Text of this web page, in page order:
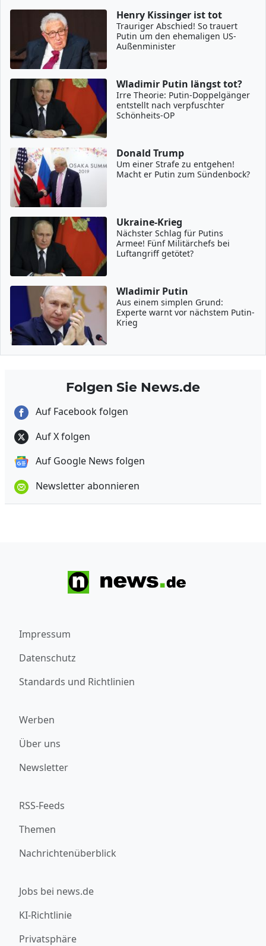
Henry Kissinger ist tot
Trauriger Abschied! So trauert
Putin um den ehemaligen US-
Außenminister
Wladimir Putin längst tot?
Irre Theorie: Putin-Doppelgänger
entstellt nach verpfuschter
Schönheits-OP
Donald Trump
Um einer Strafe zu entgehen!
Macht er Putin zum Sündenbock?
Ukraine-Krieg
Nächster Schlag für Putins
Armee! Fünf Militärchefs bei
Luftangriff getötet?
Wladimir Putin
Aus einem simplen Grund:
Experte warnt vor nächstem Putin-
Krieg
Folgen Sie News.de
Auf Facebook folgen
Auf X folgen
Auf Google News folgen
Newsletter abonnieren
Impressum
Datenschutz
Standards und Richtlinien
Werben
Über uns
Newsletter
RSS-Feeds
Themen
Nachrichtenüberblick
Jobs bei news.de
KI-Richtlinie
Privatsphäre